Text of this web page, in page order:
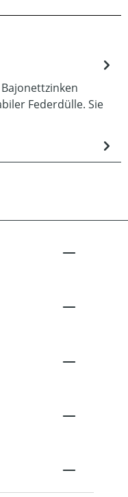
Federdülle. Sie